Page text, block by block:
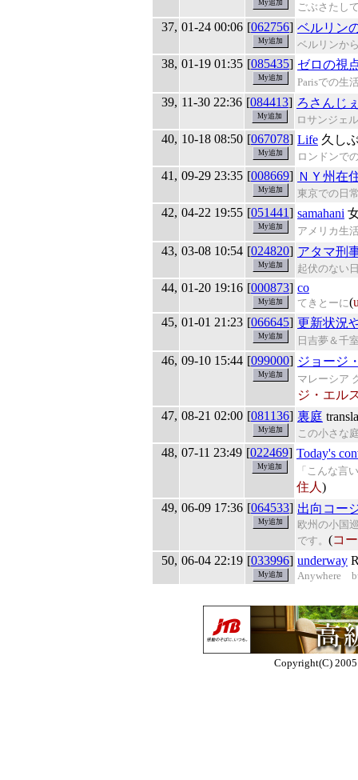
ごぶさたし
37, 01-24 00:06 [062756] ベルリン
ベルリンか
38, 01-19 01:35 [085435] ゼロの視
Parisでの生
39, 11-30 22:36 [084413] ろさんじ
ロサンジェ
40, 10-18 08:50 [067078] Life 久し
ロンドンで
41, 09-29 23:35 [008669] ＮＹ州在
東京での日
42, 04-22 19:55 [051441] samahani
アメリカ生
43, 03-08 10:54 [024820] アタマ刑
起伏のない
44, 01-20 19:16 [000873] co
てきとーに(
45, 01-01 21:23 [066645] 更新状況
日吉夢＆千
46, 09-10 15:44 [099000] ジョージ
マレーシア
ジ・エル
47, 08-21 02:00 [081136] 裏庭
この小さな
48, 07-11 23:49 [022469] Today's
「こんな言
住人 )
49, 06-09 17:36 [064533] 出向コー
欧州の小国
です。 (コ
50, 06-04 22:19 [033996] underway
Anywhere
Copyright(C)